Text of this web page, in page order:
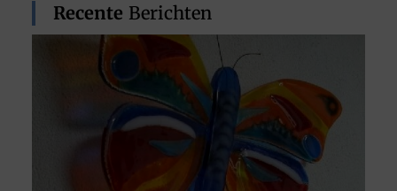
Recente Berichten